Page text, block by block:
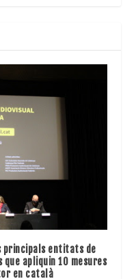
principals entitats de
apliquin 10 mesures
en català